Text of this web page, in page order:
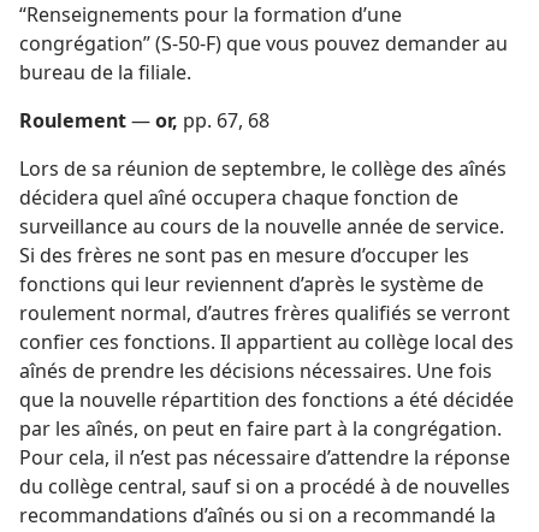
“Renseignements pour la formation d’une
congrégation” (S-50-F) que vous pouvez demander au
bureau de la filiale.
Roulement—or, pp. 67, 68
Lors de sa réunion de septembre, le collège des aînés
décidera quel aîné occupera chaque fonction de
surveillance au cours de la nouvelle année de service.
Si des frères ne sont pas en mesure d’occuper les
fonctions qui leur reviennent d’après le système de
roulement normal, d’autres frères qualifiés se verront
confier ces fonctions. Il appartient au collège local des
aînés de prendre les décisions nécessaires. Une fois
que la nouvelle répartition des fonctions a été décidée
par les aînés, on peut en faire part à la congrégation.
Pour cela, il n’est pas nécessaire d’attendre la réponse
du collège central, sauf si on a procédé à de nouvelles
recommandations d’aînés ou si on a recommandé la